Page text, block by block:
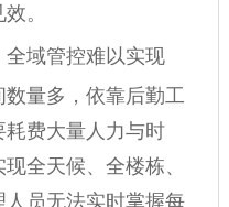
。
全域管控难以实现
量多，依靠后勤工
费大量人力与时
全天候、全楼栋、
员无法实时掌握每